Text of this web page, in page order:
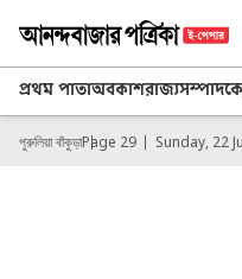
প্রথম পাতাঅবকাশরাজ্য
পুরুলিয়া বাঁকুড়াPage 29 Sunday, 22